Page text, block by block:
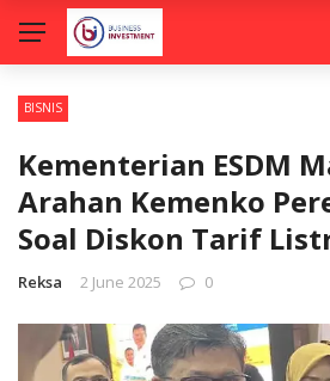
BISNIS
Kementerian ESDM
Arahan Kemenko
Soal Diskon Tarif
Reksa 2 June 2025 0